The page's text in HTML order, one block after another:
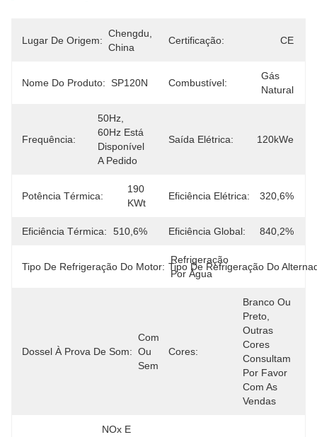
Lugar De Origem:
Chengdu,
China
Certificação: CE
Nome Do Produto: SP120N Combustível:
Gás
Natural
Frequência:
50Hz,
60Hz Está
Disponível
A Pedido
Saída Elétrica: 120kWe
Potência Térmica:
190
KWt
Eficiência Elétrica: 320,6%
Eficiência Térmica: 510,6% Eficiência Global: 840,2%
Tipo De Refrigeração Do Motor:
Refrigeração
Por Água
Tipo De Refrigeração Do
Dossel À Prova De Som:
Com
Ou
Sem
Cores:
Branco Ou
Preto,
Outras
Cores
Consultam
Por Favor
Com As
Vendas
NOx E